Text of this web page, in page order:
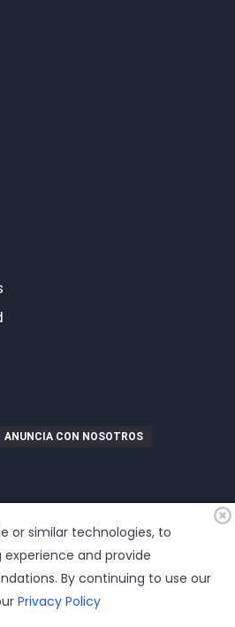
ANUNCIA CON NOSOTROS
or similar technologies, to
and provide
By continuing to use our
Privacy Policy